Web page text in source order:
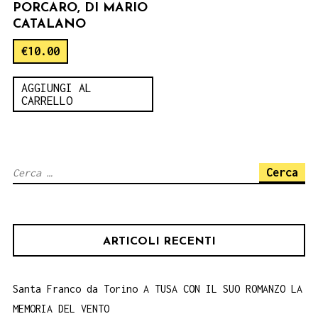
PORCARO, DI MARIO
CATALANO
€10.00
AGGIUNGI AL
CARRELLO
Ricerca
ARTICOLI RECENTI
Santa Franco da Torino A TUSA CON IL SUO ROMANZO LA
MEMORIA DEL VENTO